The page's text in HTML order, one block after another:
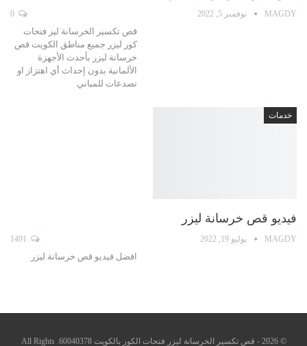
MAGDY نوفمبر 5, 2022
قص تكسير الخرسانة ليز فتحات
كور ليزر جميع مناطق الكويت قص
خرسانة ليزر بأحدث الأجهزة
الألمانية بدون إحداث أي اهتزاز او
تصدعات للمباني
خدمات
فيديو قص خرسانة ليزر
MAGDY يوليو 19, 2022
افضل فيديو قص خرسانة ليزر
© 2026 - قص تكسير الخرسانة ليزر فتحات الكور بالكويت 60040378. All Rights